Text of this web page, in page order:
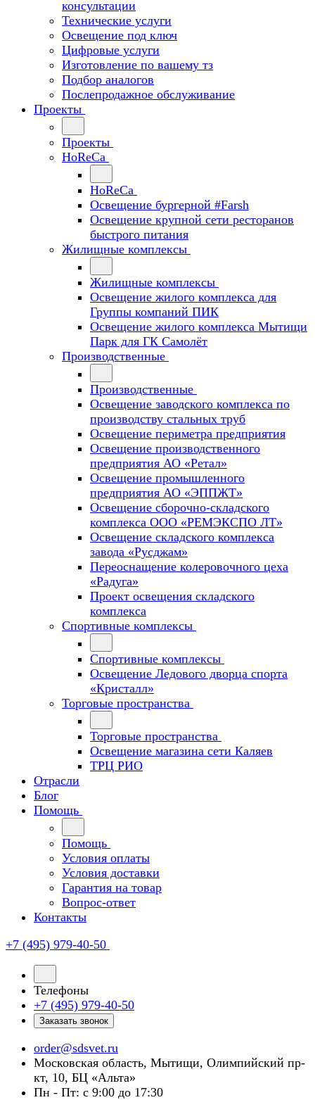
консультации
Технические услуги
Освещение под ключ
Цифровые услуги
Изготовление по вашему тз
Подбор аналогов
Послепродажное обслуживание
Проекты
Проекты
HoReCa
HoReCa
Освещение бургерной #Farsh
Освещение крупной сети ресторанов
быстрого питания
Жилищные комплексы
Жилищные комплексы
Освещение жилого комплекса для
Группы компаний ПИК
Освещение жилого комплекса Мытищи
Парк для ГК Самолёт
Производственные
Производственные
Освещение заводского комплекса по
производству стальных труб
Освещение периметра предприятия
Освещение производственного
предприятия АО «Ретал»
Освещение промышленного
предприятия АО «ЭППЖТ»
Освещение сборочно-складского
комплекса ООО «РЕМЭКСПО ЛТ»
Освещение складского комплекса
завода «Русджам»
Переоснащение колеровочного цеха
«Радуга»
Проект освещения складского
комплекса
Спортивные комплексы
Спортивные комплексы
Освещение Ледового дворца спорта
«Кристалл»
Торговые пространства
Торговые пространства
Освещение магазина сети Каляев
ТРЦ РИО
Отрасли
Блог
Помощь
Помощь
Условия оплаты
Условия доставки
Гарантия на товар
Вопрос-ответ
Контакты
+7 (495) 979-40-50
Телефоны
+7 (495) 979-40-50
Заказать звонок
order@sdsvet.ru
Московская область, Мытищи, Олимпийский пр-
кт, 10, БЦ «Альта»
Пн - Пт: с 9:00 до 17:30